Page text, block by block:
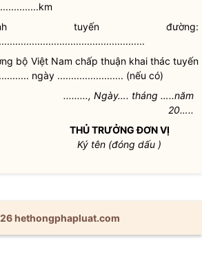
tuyến đường:
bộ Việt Nam chấp thuậnkhai thác tuyến
ngày ........................ (nếu có)
........., Ngày…. tháng …..năm
20…..
THỦ TRƯỞNG ĐƠN VỊ
Ký tên (đóng dấu )
hethongphapluat.com